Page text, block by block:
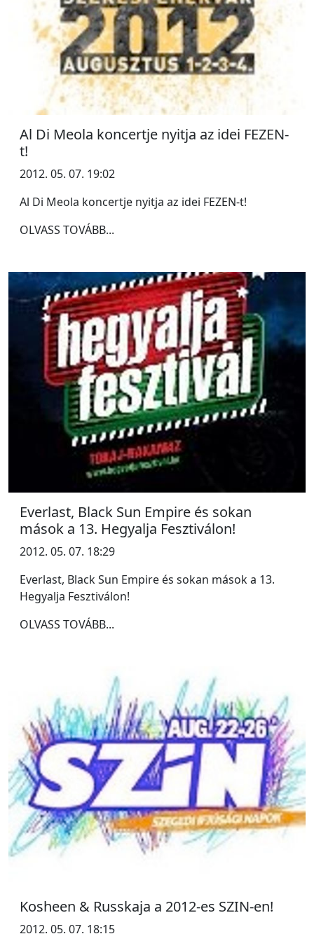
Al Di Meola koncertje nyitja az idei FEZEN-
t!
2012. 05. 07. 19:02
Al Di Meola koncertje nyitja az idei FEZEN-t!
OLVASS TOVÁBB...
Everlast, Black Sun Empire és sokan
mások a 13. Hegyalja Fesztiválon!
2012. 05. 07. 18:29
Everlast, Black Sun Empire és sokan mások a 13.
Hegyalja Fesztiválon!
OLVASS TOVÁBB...
Kosheen & Russkaja a 2012-es SZIN-en!
2012. 05. 07. 18:15